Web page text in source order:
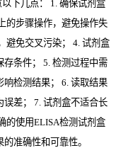
下几点： 1. 确保试剂盒
的步骤操作，避免操作失
避免交叉污染； 4. 试剂盒
条件； 5. 检测过程中需
检测结果； 6. 读取结果
差； 7. 试剂盒不适合长
的使用ELISA检测试剂盒
准确性和可靠性。